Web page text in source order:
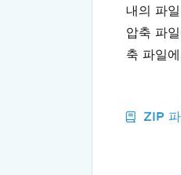
내의 파
압축 파
축 파일
ZIP